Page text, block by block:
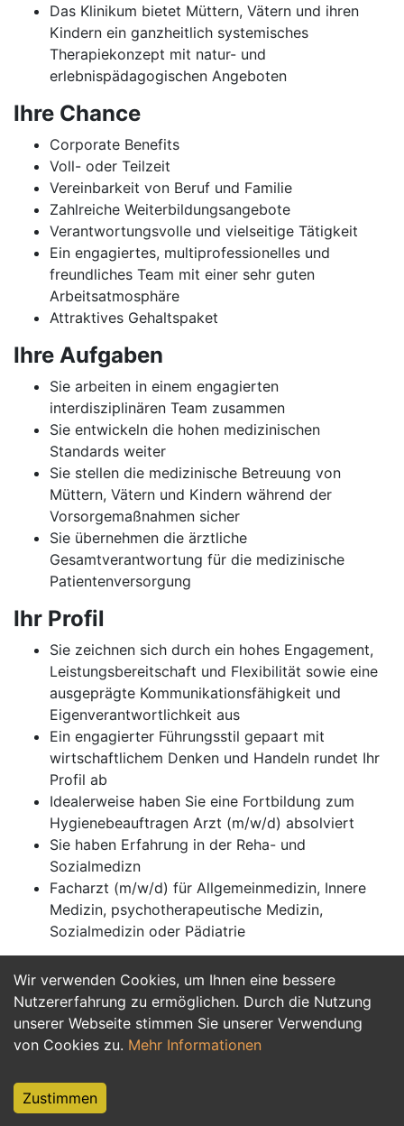
Wir verwenden Cookies, um Ihnen eine bessere
Nutzererfahrung zu ermöglichen. Durch die Nutzung
unserer Webseite stimmen Sie unserer Verwendung
von Cookies zu. Mehr Informationen
Zustimmen
Das Klinikum bietet Müttern, Vätern und ihren
Kindern ein ganzheitlich systemisches
Therapiekonzept mit natur- und
erlebnispädagogischen Angeboten
Ihre Chance
Corporate Benefits
Voll- oder Teilzeit
Vereinbarkeit von Beruf und Familie
Zahlreiche Weiterbildungsangebote
Verantwortungsvolle und vielseitige Tätigkeit
Ein engagiertes, multiprofessionelles und
freundliches Team mit einer sehr guten
Arbeitsatmosphäre
Attraktives Gehaltspaket
Ihre Aufgaben
Sie arbeiten in einem engagierten
interdisziplinären Team zusammen
Sie entwickeln die hohen medizinischen
Standards weiter
Sie stellen die medizinische Betreuung von
Müttern, Vätern und Kindern während der
Vorsorgemaßnahmen sicher
Sie übernehmen die ärztliche
Gesamtverantwortung für die medizinische
Patientenversorgung
Ihr Profil
Sie zeichnen sich durch ein hohes Engagement,
Leistungsbereitschaft und Flexibilität sowie eine
ausgeprägte Kommunikationsfähigkeit und
Eigenverantwortlichkeit aus
Ein engagierter Führungsstil gepaart mit
wirtschaftlichem Denken und Handeln rundet Ihr
Profil ab
Idealerweise haben Sie eine Fortbildung zum
Hygienebeauftragen Arzt (m/w/d) absolviert
Sie haben Erfahrung in der Reha- und
Sozialmedizn
Facharzt (m/w/d) für Allgemeinmedizin, Innere
Medizin, psychotherapeutische Medizin,
Sozialmedizin oder Pädiatrie
Jetzt Bewerben